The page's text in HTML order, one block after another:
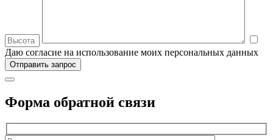
Даю согласие на использование моих персональных данных
Форма обратной связи